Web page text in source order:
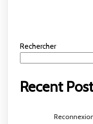
Rechercher
Recent